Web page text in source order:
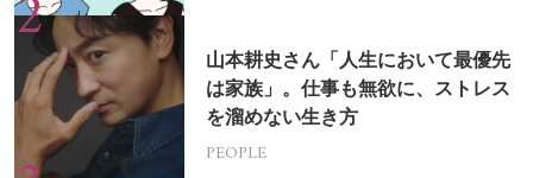
山本耕史さん「人生において最優先
は家族」。仕事も無欲に、ストレス
を溜めない生き方
PEOPLE